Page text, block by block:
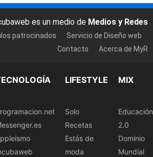
es un medio de Medios y Redes
patrocinados
Servicio de Diseño web
Contacto
Acerca de MyR
LIFESTYLE
Solo
Recetas
Estás de
moda
MIX
Educación
2.0
Dominio
Mundial